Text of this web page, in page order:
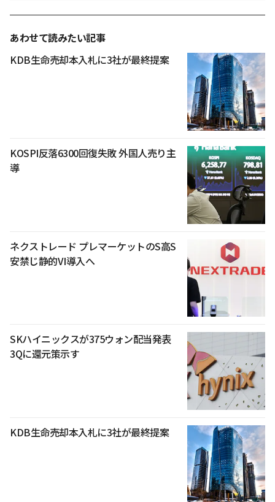
あわせて読みたい記事
KDB生命売却本入札に3社が最終提案
KOSPI反落6300回復失敗 外国人売り主
導
ネクストレード プレマーケットのS高S
安禁じ静的VI導入へ
SKハイニックスが375ウォン配当発表
3Qに還元策示す
KDB生命売却本入札に3社が最終提案